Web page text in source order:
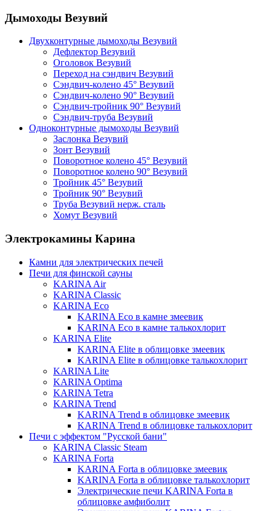
Дымоходы Везувий
Двухконтурные дымоходы Везувий
Дефлектор Везувий
Оголовок Везувий
Переход на сэндвич Везувий
Сэндвич-колено 45° Везувий
Сэндвич-колено 90° Везувий
Сэндвич-тройник 90° Везувий
Сэндвич-труба Везувий
Одноконтурные дымоходы Везувий
Заслонка Везувий
Зонт Везувий
Поворотное колено 45° Везувий
Поворотное колено 90° Везувий
Тройник 45° Везувий
Тройник 90° Везувий
Труба Везувий нерж. сталь
Хомут Везувий
Электрокамины Карина
Камни для электрических печей
Печи для финской сауны
KARINA Air
KARINA Classic
KARINA Eco
KARINA Eco в камне змеевик
KARINA Eco в камне талькохлорит
KARINA Elite
KARINA Elite в облицовке змеевик
KARINA Elite в облицовке талькохлорит
KARINA Lite
KARINA Optima
KARINA Tetra
KARINA Trend
KARINA Trend в облицовке змеевик
KARINA Trend в облицовке талькохлорит
Печи с эффектом "Русской бани"
KARINA Classic Steam
KARINA Forta
KARINA Forta в облицовке змеевик
KARINA Forta в облицовке талькохлорит
Электрические печи KARINA Forta в
облицовке амфиболит